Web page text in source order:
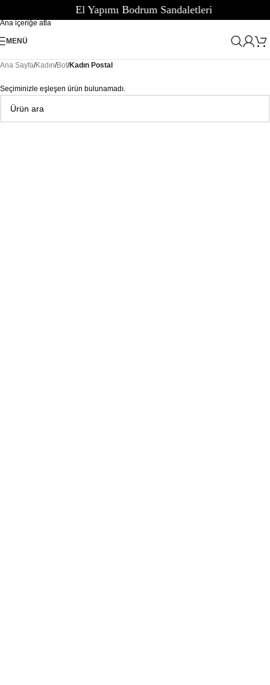
Ana içeriğe atla
El Yapımı Bodrum Sandaletleri
MENÜ
Ana Sayfa/Kadın/Bot/Kadın Postal
Seçiminizle eşleşen ürün bulunamadı.